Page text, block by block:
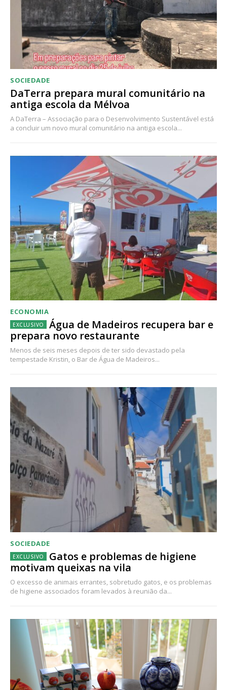
Escolha o plano
SOCIEDADE
DaTerra prepara mural comunitário na
antiga escola da Mélvoa
A DaTerra – Associação para o Desenvolvimento Sustentável está
a concluir um novo mural comunitário na antiga escola...
ECONOMIA
Água de Madeiros recupera bar e
prepara novo restaurante
Menos de seis meses depois de ter sido devastado pela
tempestade Kristin, o Bar de Água de Madeiros...
SOCIEDADE
Gatos e problemas de higiene
motivam queixas na vila
O excesso de animais errantes, sobretudo gatos, e os problemas
de higiene associados foram levados à reunião da...